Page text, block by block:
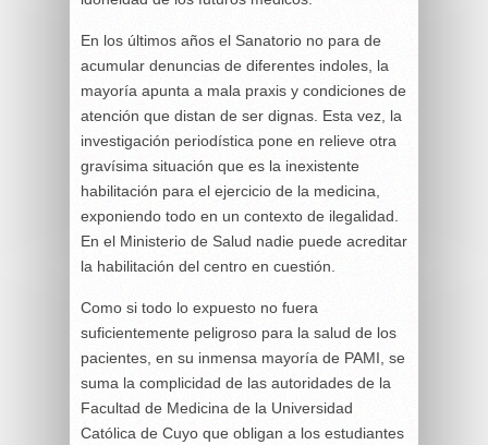
En los últimos años el Sanatorio no para de
acumular denuncias de diferentes indoles, la
mayoría apunta a mala praxis y condiciones de
atención que distan de ser dignas. Esta vez, la
investigación periodística pone en relieve otra
gravísima situación que es la inexistente
habilitación para el ejercicio de la medicina,
exponiendo todo en un contexto de ilegalidad.
En el Ministerio de Salud nadie puede acreditar
la habilitación del centro en cuestión.
Como si todo lo expuesto no fuera
suficientemente peligroso para la salud de los
pacientes, en su inmensa mayoría de PAMI, se
suma la complicidad de las autoridades de la
Facultad de Medicina de la Universidad
Católica de Cuyo que obligan a los estudiantes